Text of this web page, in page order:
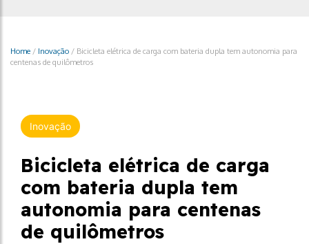
Home / Inovação / Bicicleta elétrica de carga com bateria dupla tem autonomia para
centenas de quilômetros
Inovação
Bicicleta elétrica de carga
com bateria dupla tem
autonomia para centenas
de quilômetros